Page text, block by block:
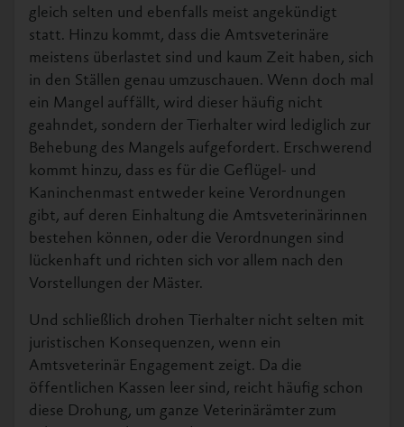
gleich selten und ebenfalls meist angekündigt
statt. Hinzu kommt, dass die Amtsveterinäre
meistens überlastet sind und kaum Zeit haben, sich
in den Ställen genau umzuschauen. Wenn doch mal
ein Mangel auffällt, wird dieser häufig nicht
geahndet, sondern der Tierhalter wird lediglich zur
Behebung des Mangels aufgefordert. Erschwerend
kommt hinzu, dass es für die Geflügel- und
Kaninchenmast entweder keine Verordnungen
gibt, auf deren Einhaltung die Amtsveterinärinnen
bestehen können, oder die Verordnungen sind
lückenhaft und richten sich vor allem nach den
Vorstellungen der Mäster.
Und schließlich drohen Tierhalter nicht selten mit
juristischen Konsequenzen, wenn ein
Amtsveterinär Engagement zeigt. Da die
öffentlichen Kassen leer sind, reicht häufig schon
diese Drohung, um ganze Veterinärämter zum